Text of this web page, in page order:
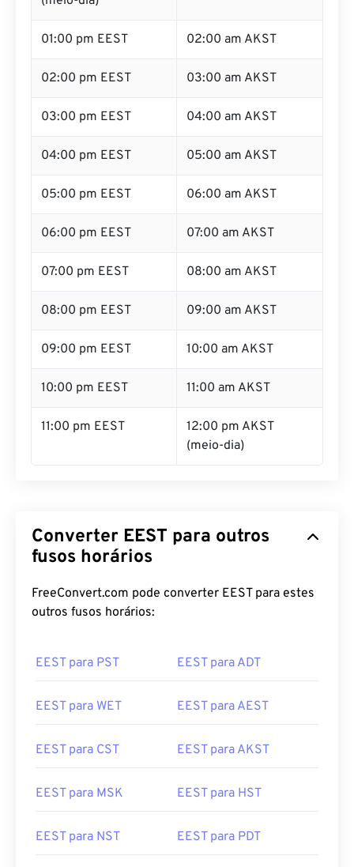
01:00 pm EEST 02:00 am AKST
02:00 pm EEST 03:00 am AKST
03:00 pm EEST 04:00 am AKST
04:00 pm EEST 05:00 am AKST
05:00 pm EEST 06:00 am AKST
06:00 pm EEST 07:00 am AKST
07:00 pm EEST 08:00 am AKST
08:00 pm EEST 09:00 am AKST
09:00 pm EEST 10:00 am AKST
10:00 pm EEST 11:00 am AKST
11:00 pm EEST
12:00 pm AKST
(meio-dia)
Converter EEST para outros
fusos horários
FreeConvert.com pode converter EEST para estes
outros fusos horários:
EEST para PST EEST para ADT
EEST para WET EEST para AEST
EEST para CST EEST para AKST
EEST para MSK EEST para HST
EEST para NST EEST para PDT